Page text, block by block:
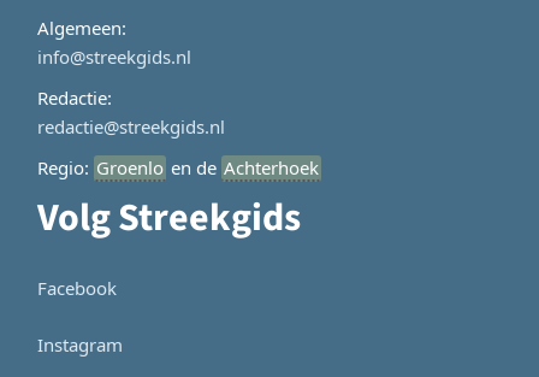
Algemeen:
info@streekgids.nl
Redactie:
redactie@streekgids.nl
Regio: Groenlo en de Achterhoek
Volg Streekgids
Facebook
Instagram